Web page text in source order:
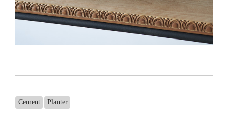
Cement Planter